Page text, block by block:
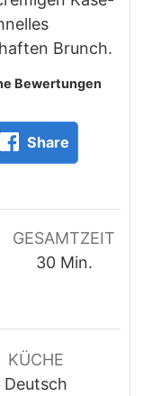
Brunch.
Bewertungen
Share
GESAMTZEIT
30M
u
t
e
Min.
KÜCHE
Deutsch